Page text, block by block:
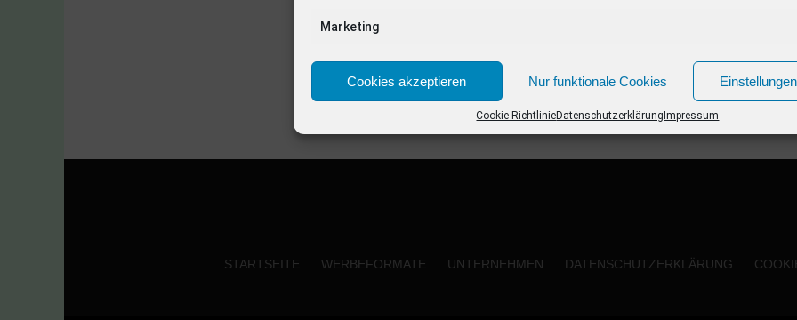
Marketing
Cookies akzeptieren Nur funktionale Cookies
Cookie-RichtlinieDatenschutzerklärung Impressum
STARTSEITE WERBEFORMATE UNTERNEHMEN DATENSCHUTZERKLÄRUNG